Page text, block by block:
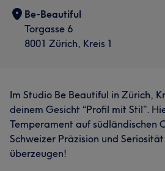
Be-Beautiful
Torgasse 6
8001 Zürich, Kreis 1
Im Studio Be Beautiful in Zürich,
deinem Gesicht “Profil mit Stil”.
Temperament auf südländischen
Schweizer Präzision und
überzeugen!